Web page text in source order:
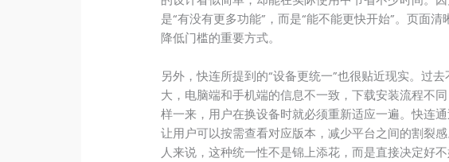
是“有没有更多功能”，而是“能不能更快开始”。页面
降低门槛的重要方式。
另外，快连所提到的“设备更统一”也很贴近现实。过
大，电脑端和手机端的信息不一致，下载安装流程不
样一来，用户在换设备时就必须重新适应一遍。快连
让用户可以按需查看对应版本，减少平台之间的割裂
人来说，这种统一性不是锦上添花，而是直接决定好